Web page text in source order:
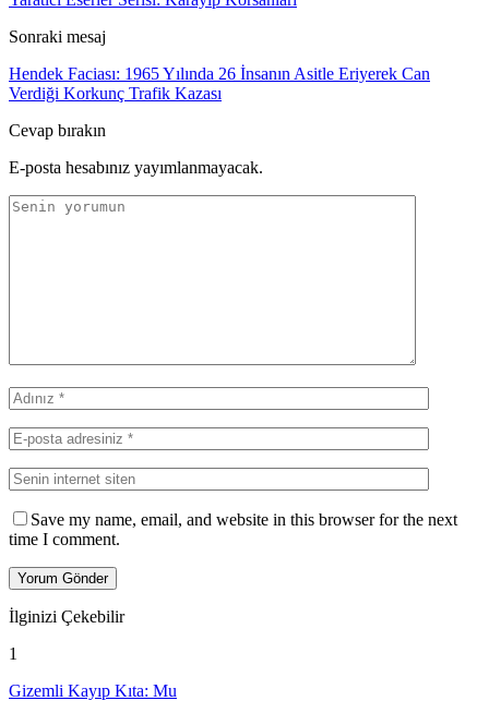
Sonraki mesaj
Hendek Faciası: 1965 Yılında 26 İnsanın Asitle Eriyerek Can
Verdiği Korkunç Trafik Kazası
Cevap bırakın
E-posta hesabınız yayımlanmayacak.
Save my name, email, and website in this browser for the next
time I comment.
İlginizi Çekebilir
1
Gizemli Kayıp Kıta: Mu